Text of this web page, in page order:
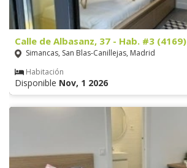
Calle de Albasanz, 37 - Hab. #3 (4169)
Simancas, San Blas-Canillejas, Madrid
Habitación
Disponible Nov, 1 2026